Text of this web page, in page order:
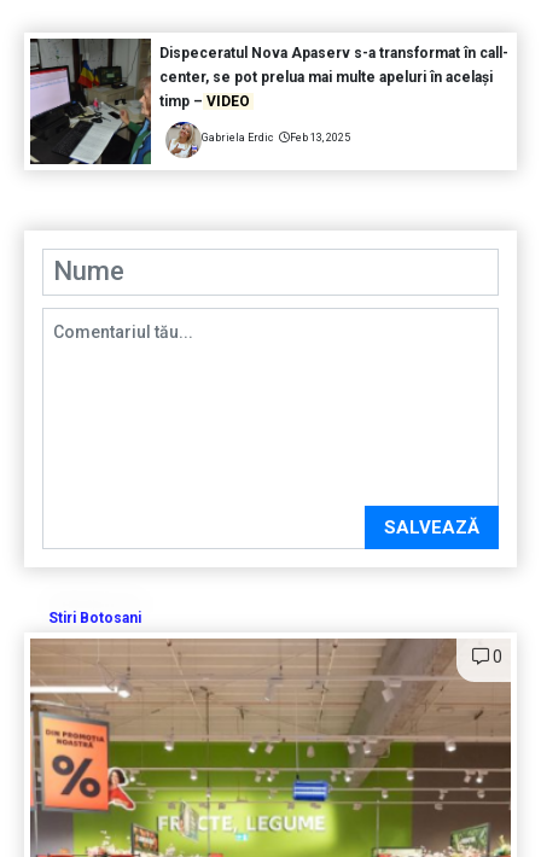
Dispeceratul Nova Apaserv s-a transformat în call-
center, se pot prelua mai multe apeluri în același
timp – VIDEO
Gabriela Erdic Feb 13, 2025
SALVEAZĂ
Stiri Botosani
0